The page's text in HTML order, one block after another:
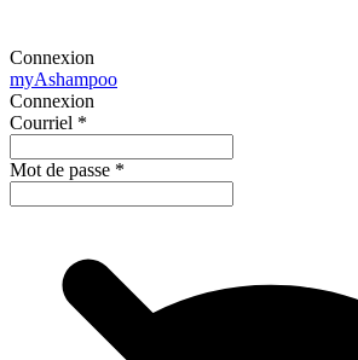
Connexion
myAshampoo
Connexion
Courriel *
Mot de passe *